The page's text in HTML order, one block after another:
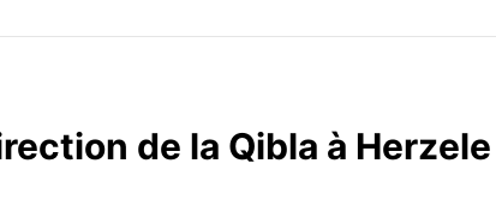
de la Qibla à Herzele